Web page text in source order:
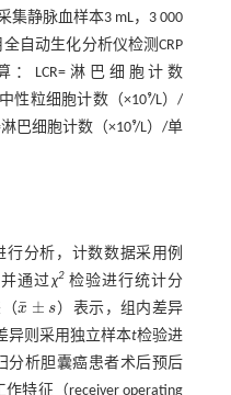
集静脉血样本3 mL，3 000
自动生化分析仪检测CRP
：LCR=淋巴细胞计数
中性粒细胞计数（×10⁹/L）/
巴细胞计数（×10⁹/L）/单
行分析，计数数据采用例
通过 χ2 检验进行统计分
x
¯ ± s
x¯ ±s
）表示，组内差异
异则采用独立样本t检验进
分析胆囊癌患者术后预后
特征（receiver operating